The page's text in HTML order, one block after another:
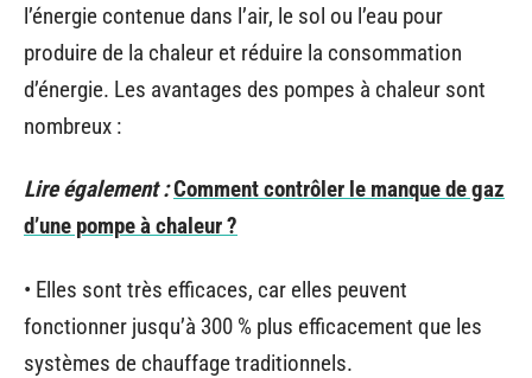
l’énergie contenue dans l’air, le sol ou l’eau pour
produire de la chaleur et réduire la consommation
d’énergie. Les avantages des pompes à chaleur sont
nombreux :
Lire également :Comment contrôler le manque de gaz
d’une pompe à chaleur ?
• Elles sont très efficaces, car elles peuvent
fonctionner jusqu’à 300 % plus efficacement que les
systèmes de chauffage traditionnels.